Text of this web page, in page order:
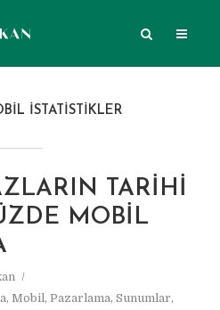
ISTATISTIKLER
TARIHI
MOBIL
, Mobil, Pazarlama, Sunumlar,